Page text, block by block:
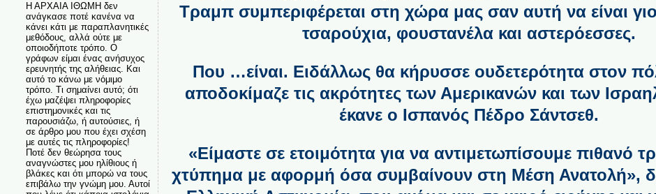
Η ΑΡΧΑΙΑ ΙΘΩΜΗ δεν
ανάγκασε ποτέ κανένα να
κάνει κάτι με παραπλανητικές
μεθόδους, αλλά ούτε με
οποιοδήποτε τρόπο. Ο
γράφων είμαι ένας ανήσυχος
ερευνητής της αλήθειας. Και
αυτό το κάνω με νόμιμο
τρόπο. Τι σημαίνει αυτό; ότι
έχω μαζέψει πληροφορίες
επιστημονικές και τις
παρουσιάζω, ή αυτούσιες, ή
σε άρθρο μου που έχει σχέση
με αυτές τις πληροφορίες!
Ποτέ δεν θεώρησα τους
αναγνώστες μου ηλίθιους ή
βλάκες και ότι μπορώ να τους
επιβάλω την γνώμη μου. Αυτοί
Τραμπ συμπεριφέρεται στη χώρα μας σαν αυτή να είναι
τσαρούχια, φουστανέλα και αστερόεσσες.
Που …είναι. Ειδάλλως θα κήρυσσε ουδετερότητα στον
αποδοκίμαζε τις ακρότητες των Αμερικανών και των
έκανε ο Ισπανός Πέδρο Σάντσεθ.
«Είμαστε σε ετοιμότητα για να αντιμετωπίσουμε πιθανό
χτύπημα με αφορμή όσα συμβαίνουν στη Μέση Ανατολή»,